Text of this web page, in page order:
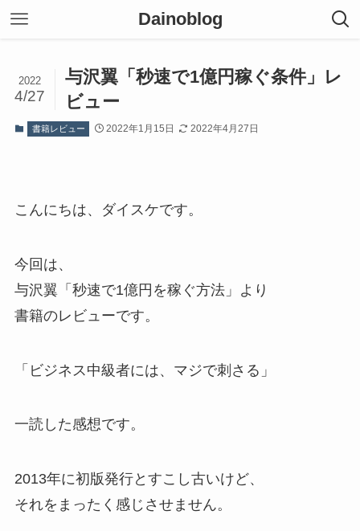
Dainoblog
与沢翼「秒速で1億円稼ぐ条件」レ
ビュー
2022
4/27
書籍レビュー 2022年1月15日 2022年4月27日
こんにちは、ダイスケです。
今回は、
与沢翼「秒速で1億円を稼ぐ方法」より
書籍のレビューです。
「ビジネス中級者には、マジで刺さる」
一読した感想です。
2013年に初版発行とすこし古いけど、
それをまったく感じさせません。